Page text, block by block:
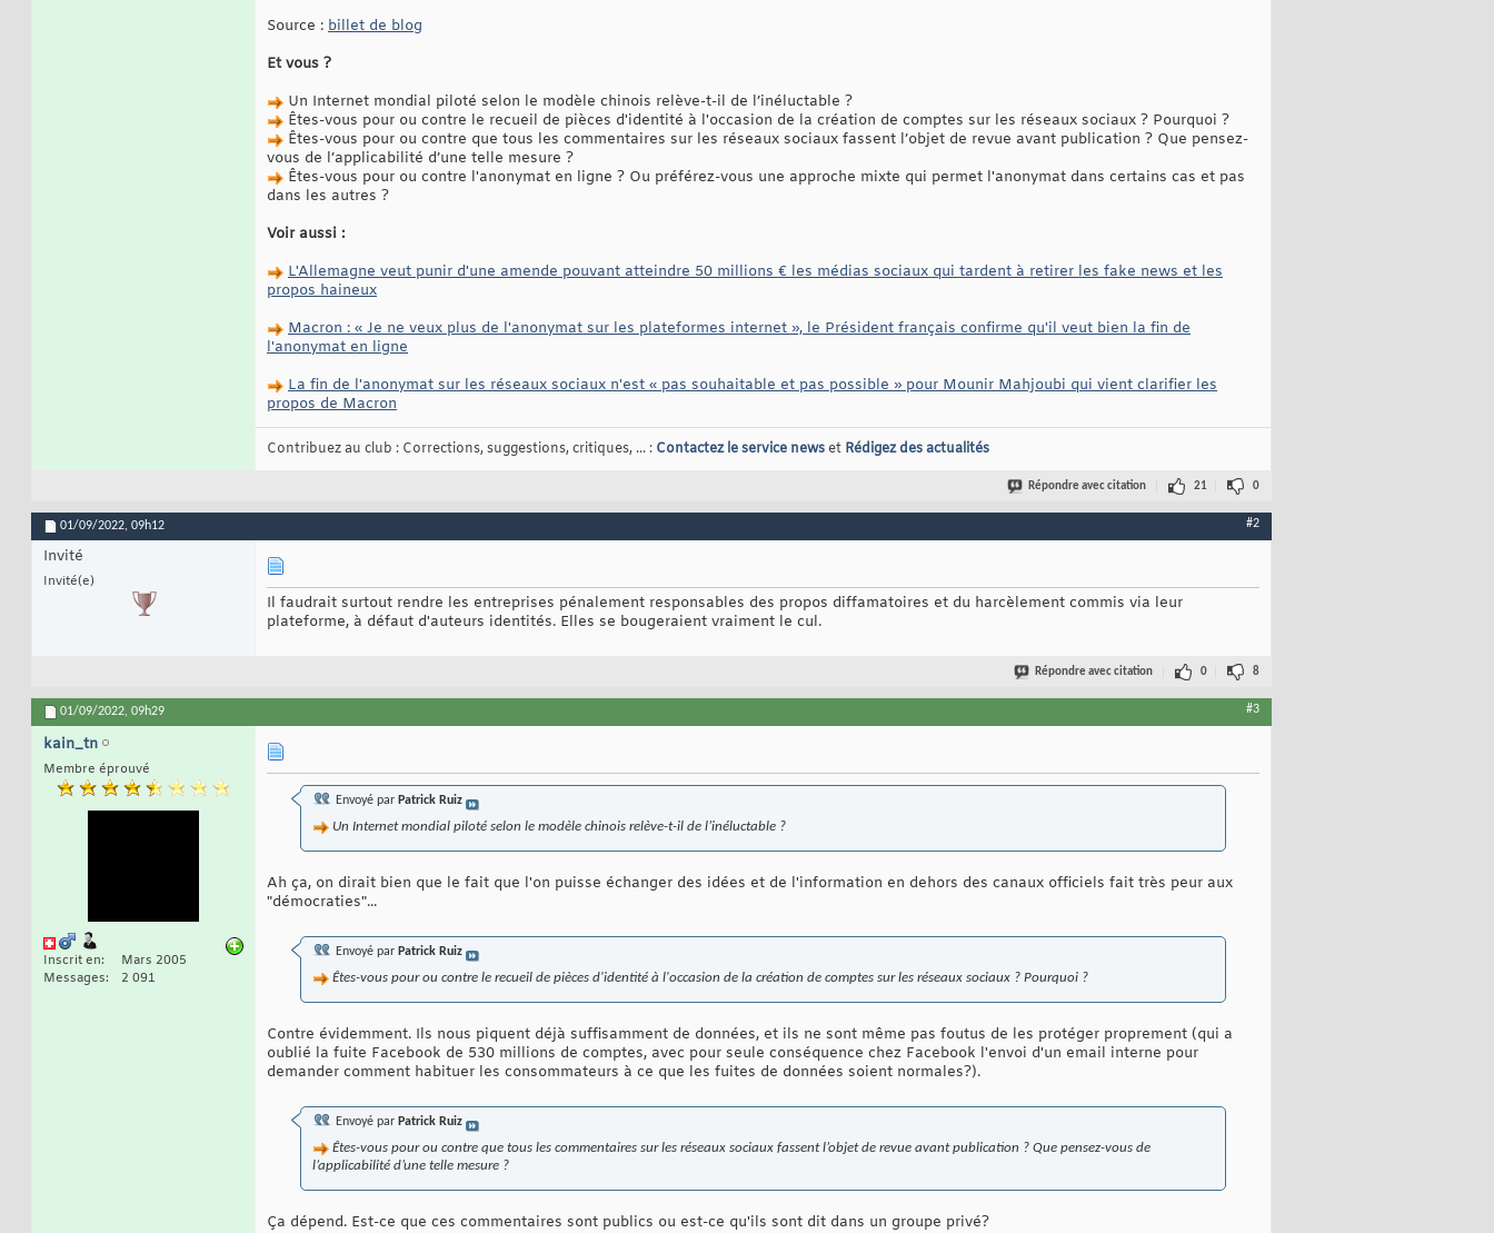
Source : billet de blog
Et vous ?
Un Internet mondial piloté selon le modèle chinois relève-t-il de l’inéluctable ?
Êtes-vous pour ou contre le recueil de pièces d'identité à l'occasion de la création de comptes sur les réseaux sociaux ? Pourquoi ?
Êtes-vous pour ou contre que tous les commentaires sur les réseaux sociaux fassent l’objet de revue avant publication ? Que pensez-
vous de l’applicabilité d’une telle mesure ?
Êtes-vous pour ou contre l'anonymat en ligne ? Ou préférez-vous une approche mixte qui permet l'anonymat dans certains cas et pas
dans les autres ?
Voir aussi :
L'Allemagne veut punir d'une amende pouvant atteindre 50 millions € les médias sociaux qui tardent à retirer les fake news et les
propos haineux
Macron : « Je ne veux plus de l'anonymat sur les plateformes internet », le Président français confirme qu'il veut bien la fin de
l'anonymat en ligne
La fin de l'anonymat sur les réseaux sociaux n'est « pas souhaitable et pas possible » pour Mounir Mahjoubi qui vient clarifier les
propos de Macron
Contribuez au club : Corrections, suggestions, critiques, ... : Contactez le service newset Rédigez des actualités
Répondre avec citation 21 0
01/09/2022, 09h12 #2
Invité
Invité(e)
Il faudrait surtout rendre les entreprises pénalement responsables des propos diffamatoires et du harcèlement commis via leur
plateforme, à défaut d'auteurs identités. Elles se bougeraient vraiment le cul.
Répondre avec citation 0 8
01/09/2022, 09h29 #3
kain_tn
Membre éprouvé
Inscrit en
Mars 2005
Messages
2 091
Envoyé par Patrick Ruiz
Un Internet mondial piloté selon le modèle chinois relève-t-il de l’inéluctable ?
Ah ça, on dirait bien que le fait que l'on puisse échanger des idées et de l'information en dehors des canaux officiels fait très peur aux
"démocraties"...
Envoyé par Patrick Ruiz
Êtes-vous pour ou contre le recueil de pièces d'identité à l'occasion de la création de comptes sur les réseaux sociaux ? Pourquoi ?
Contre évidemment. Ils nous piquent déjà suffisamment de données, et ils ne sont même pas foutus de les protéger proprement (qui a
oublié la fuite Facebook de 530 millions de comptes, avec pour seule conséquence chez Facebook l'envoi d'un email interne pour
demander comment habituer les consommateurs à ce que les fuites de données soient normales?).
Envoyé par Patrick Ruiz
Êtes-vous pour ou contre que tous les commentaires sur les réseaux sociaux fassent l’objet de revue avant publication ? Que pensez-vous de
l’applicabilité d’une telle mesure ?
Ça dépend. Est-ce que ces commentaires sont publics ou est-ce qu'ils sont dit dans un groupe privé?